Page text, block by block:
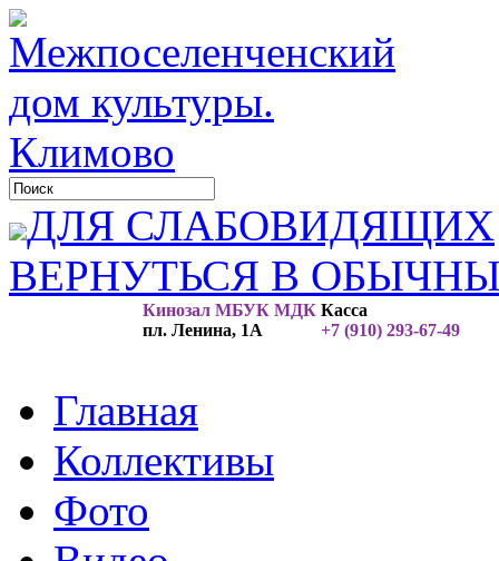
ДЛЯ СЛАБОВИДЯЩИХ
ВЕРНУТЬСЯ В
Кинозал МБУК МДК
пл. Ленина, 1А
Касса
+7 (910) 293-67-49
Главная
Коллективы
Фото